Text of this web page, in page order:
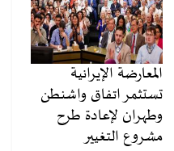
المعارضة الإيرانية
تستثمر اتفاق واشنطن
وطهران لإعادة طرح
مشروع التغيير